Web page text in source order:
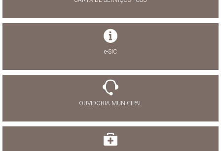
e-SIC
OUVIDORIA MUNICIPAL